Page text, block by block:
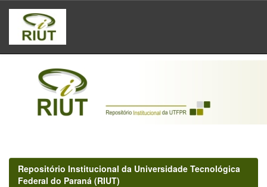
Skip
navigation
Repositório Institucional da Universidade Tecnológica
Federal do Paraná (RIUT)